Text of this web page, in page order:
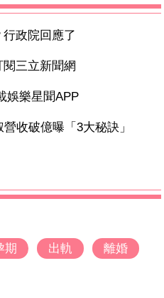
政院回應了
三立新聞網
娛樂星聞APP
營收破億曝「3大秘訣」
期 出軌 離婚